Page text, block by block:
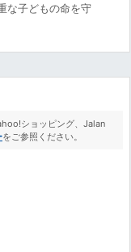
な子どもの命を守
ショッピング、Jalan
をご参照ください。